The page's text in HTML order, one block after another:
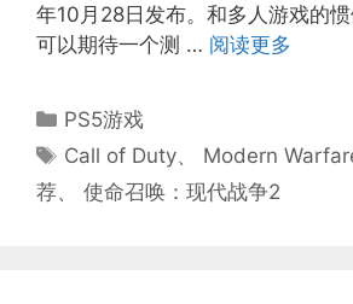
年10月28日发布。和多人游戏的
可以期待一个测 … 阅读更多
分
类
PS5游戏
标
Call of Duty、 Modern
荐、 使命召唤：现代战争2